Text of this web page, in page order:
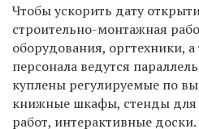
Чтобы ускорить дату
строительно-монтажная
оборудования, оргтехники,
персонала ведутся
куплены регулируемые по
книжные шкафы, стенды для
работ, интерактивные